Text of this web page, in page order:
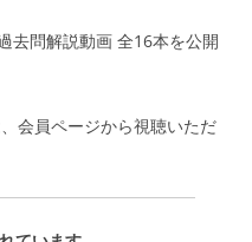
去問解説動画 全16本を公開
会員ページから視聴いただ